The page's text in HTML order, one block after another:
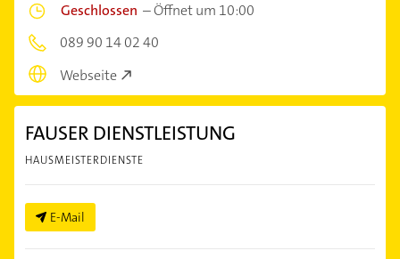
Geschlossen –Öffnet um 10:00
089 90 14 02 40
Webseite
FAUSER DIENSTLEISTUNG
HAUSMEISTERDIENSTE
E-Mail